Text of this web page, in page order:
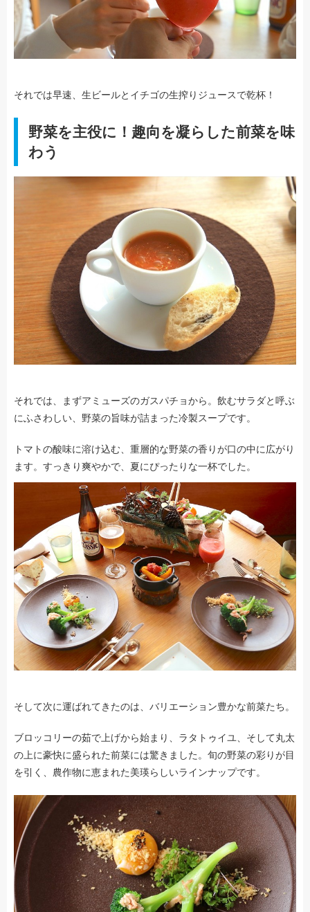
それでは早速、生ビールとイチゴの生搾りジュースで乾杯！
野菜を主役に！趣向を凝らした前菜を味
わう
それでは、まずアミューズのガスパチョから。飲むサラダと呼ぶ
にふさわしい、野菜の旨味が詰まった冷製スープです。
トマトの酸味に溶け込む、重層的な野菜の香りが口の中に広がり
ます。すっきり爽やかで、夏にぴったりな一杯でした。
そして次に運ばれてきたのは、バリエーション豊かな前菜たち。
ブロッコリーの茹で上げから始まり、ラタトゥイユ、そして丸太
の上に豪快に盛られた前菜には驚きました。旬の野菜の彩りが目
を引く、農作物に恵まれた美瑛らしいラインナップです。